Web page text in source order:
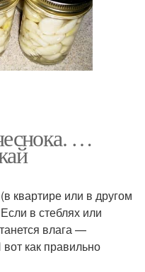
…
квартире или в другом
в стеблях или
влага —
как правильно